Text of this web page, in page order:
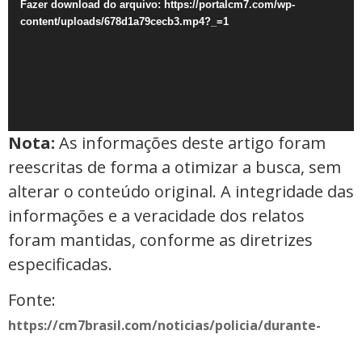
Fazer download do arquivo: https://portalcm7.com/wp-
content/uploads/678d1a79cecb3.mp4?_=1
Nota: As informações deste artigo foram
reescritas de forma a otimizar a busca, sem
alterar o conteúdo original. A integridade das
informações e a veracidade dos relatos
foram mantidas, conforme as diretrizes
especificadas.
Fonte:
https://cm7brasil.com/noticias/policia/durante-